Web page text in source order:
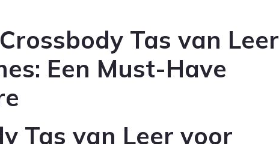
Tas van Leer
Een Must-Have
Tas van Leer voor